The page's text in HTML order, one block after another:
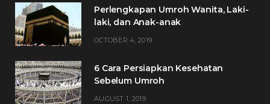
Perlengkapan Umroh Wanita, Laki-
laki, dan Anak-anak
OCTOBER 4, 2019
6 Cara Persiapkan Kesehatan
Sebelum Umroh
AUGUST 1, 2019